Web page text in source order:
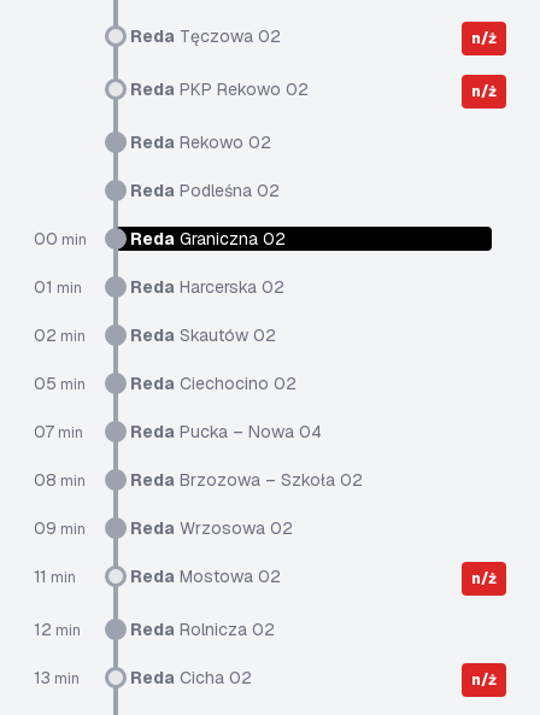
Reda Tęczowa 02 n/ż
Reda PKP Rekowo 02 n/ż
Reda Rekowo 02
Reda Podleśna 02
00 min Reda Graniczna 02
01 min Reda Harcerska 02
02 min Reda Skautów 02
05 min Reda Ciechocino 02
07 min Reda Pucka – Nowa 04
08 min Reda Brzozowa – Szkoła 02
09 min Reda Wrzosowa 02
11 min Reda Mostowa 02 n/ż
12 min Reda Rolnicza 02
13 min Reda Cicha 02 n/ż